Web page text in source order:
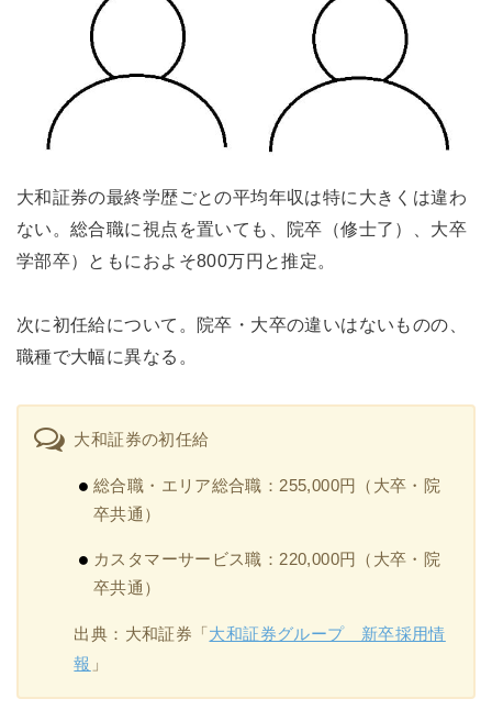
大和証券の最終学歴ごとの平均年収は特に大きくは違わ
ない。総合職に視点を置いても、院卒（修士了）、大卒
学部卒）ともにおよそ800万円と推定。
次に初任給について。院卒・大卒の違いはないものの、
職種で大幅に異なる。
大和証券の初任給
総合職・エリア総合職：255,000円（大卒・院
卒共通）
カスタマーサービス職：220,000円（大卒・院
卒共通）
出典：大和証券「大和証券グループ 新卒採用情
報 」